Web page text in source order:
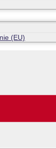
(EU)